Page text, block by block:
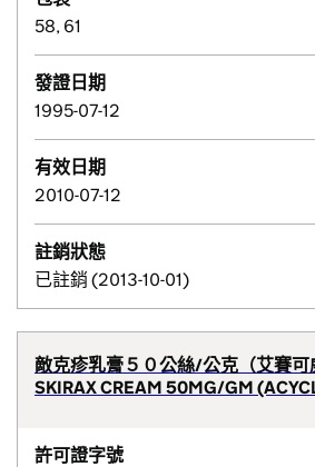
58, 61
發證日期
1995-07-12
有效日期
2010-07-12
註銷狀態
已註銷 (2013-10-01)
敵克疹乳膏５０公絲/公克（艾賽可
SKIRAX CREAM 50MG/GM
許可證字號